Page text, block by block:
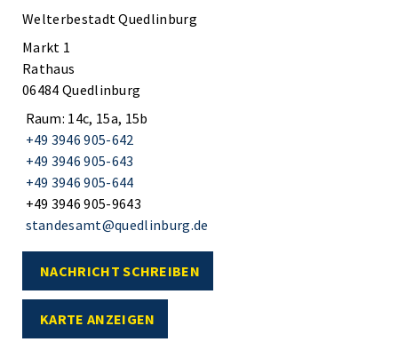
Welterbestadt Quedlinburg
Markt 1
Rathaus
06484 Quedlinburg
Raum: 14c, 15a, 15b
+49 3946 905-642
+49 3946 905-643
+49 3946 905-644
+49 3946 905-9643
standesamt@quedlinburg.de
NACHRICHT SCHREIBEN
KARTE ANZEIGEN